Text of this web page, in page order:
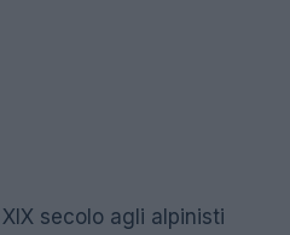
secolo agli alpinisti